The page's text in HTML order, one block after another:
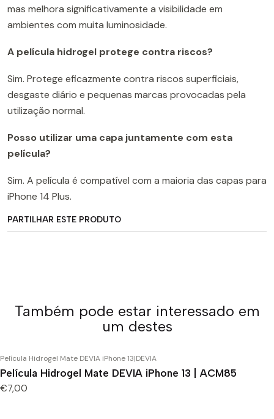
mas melhora significativamente a visibilidade em
ambientes com muita luminosidade.
A película hidrogel protege contra riscos?
Sim. Protege eficazmente contra riscos superficiais,
desgaste diário e pequenas marcas provocadas pela
utilização normal.
Posso utilizar uma capa juntamente com esta
película?
Sim. A película é compatível com a maioria das capas para
iPhone 14 Plus.
PARTILHAR ESTE PRODUTO
Também pode estar interessado em
um destes
Película Hidrogel Mate DEVIA iPhone 13|DEVIA
Película Hidrogel Mate DEVIA iPhone 13 | ACM85
€7,00